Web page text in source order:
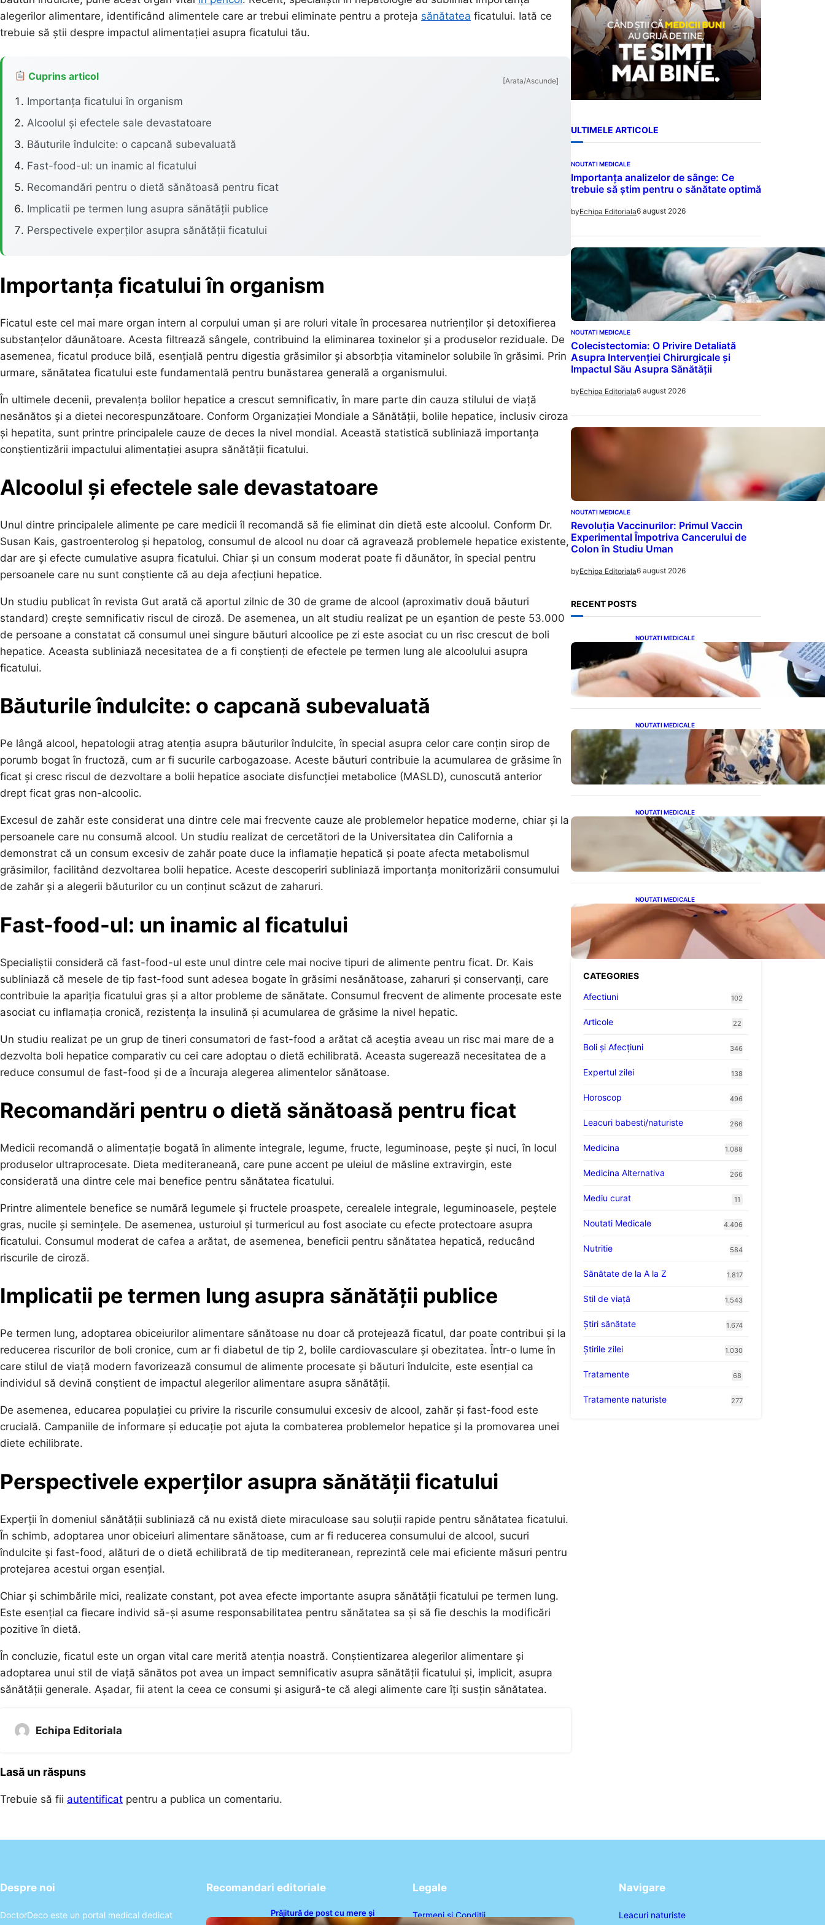
alegerilor alimentare, identificând alimentele care ar trebui eliminate pentru a proteja sănătatea ficatului. Iată ce
trebuie să știi despre impactul alimentației asupra ficatului tău.
Cuprins articol [Arata/Ascunde]
Importanța ficatului în organism
Alcoolul și efectele sale devastatoare
Băuturile îndulcite: o capcană subevaluată
Fast-food-ul: un inamic al ficatului
Recomandări pentru o dietă sănătoasă pentru ficat
Implicatii pe termen lung asupra sănătății publice
Perspectivele experților asupra sănătății ficatului
Importanța ficatului în organism
Ficatul este cel mai mare organ intern al corpului uman și are roluri vitale în procesarea nutrienților și detoxifierea
substanțelor dăunătoare. Acesta filtrează sângele, contribuind la eliminarea toxinelor și a produselor reziduale. De
asemenea, ficatul produce bilă, esențială pentru digestia grăsimilor și absorbția vitaminelor solubile în grăsimi. Prin
urmare, sănătatea ficatului este fundamentală pentru bunăstarea generală a organismului.
În ultimele decenii, prevalența bolilor hepatice a crescut semnificativ, în mare parte din cauza stilului de viață
nesănătos și a dietei necorespunzătoare. Conform Organizației Mondiale a Sănătății, bolile hepatice, inclusiv ciroza
și hepatita, sunt printre principalele cauze de deces la nivel mondial. Această statistică subliniază importanța
conștientizării impactului alimentației asupra sănătății ficatului.
Alcoolul și efectele sale devastatoare
Unul dintre principalele alimente pe care medicii îl recomandă să fie eliminat din dietă este alcoolul. Conform Dr.
Susan Kais, gastroenterolog și hepatolog, consumul de alcool nu doar că agravează problemele hepatice existente,
dar are și efecte cumulative asupra ficatului. Chiar și un consum moderat poate fi dăunător, în special pentru
persoanele care nu sunt conștiente că au deja afecțiuni hepatice.
Un studiu publicat în revista Gut arată că aportul zilnic de 30 de grame de alcool (aproximativ două băuturi
standard) crește semnificativ riscul de ciroză. De asemenea, un alt studiu realizat pe un eșantion de peste 53.000
de persoane a constatat că consumul unei singure băuturi alcoolice pe zi este asociat cu un risc crescut de boli
hepatice. Aceasta subliniază necesitatea de a fi conștienți de efectele pe termen lung ale alcoolului asupra
ficatului.
Băuturile îndulcite: o capcană subevaluată
Pe lângă alcool, hepatologii atrag atenția asupra băuturilor îndulcite, în special asupra celor care conțin sirop de
porumb bogat în fructoză, cum ar fi sucurile carbogazoase. Aceste băuturi contribuie la acumularea de grăsime în
ficat și cresc riscul de dezvoltare a bolii hepatice asociate disfuncției metabolice (MASLD), cunoscută anterior
drept ficat gras non-alcoolic.
Excesul de zahăr este considerat una dintre cele mai frecvente cauze ale problemelor hepatice moderne, chiar și la
persoanele care nu consumă alcool. Un studiu realizat de cercetători de la Universitatea din California a
demonstrat că un consum excesiv de zahăr poate duce la inflamație hepatică și poate afecta metabolismul
grăsimilor, facilitând dezvoltarea bolii hepatice. Aceste descoperiri subliniază importanța monitorizării consumului
de zahăr și a alegerii băuturilor cu un conținut scăzut de zaharuri.
Fast-food-ul: un inamic al ficatului
Specialiștii consideră că fast-food-ul este unul dintre cele mai nocive tipuri de alimente pentru ficat. Dr. Kais
subliniază că mesele de tip fast-food sunt adesea bogate în grăsimi nesănătoase, zaharuri și conservanți, care
contribuie la apariția ficatului gras și a altor probleme de sănătate. Consumul frecvent de alimente procesate este
asociat cu inflamația cronică, rezistența la insulină și acumularea de grăsime la nivel hepatic.
Un studiu realizat pe un grup de tineri consumatori de fast-food a arătat că aceștia aveau un risc mai mare de a
dezvolta boli hepatice comparativ cu cei care adoptau o dietă echilibrată. Aceasta sugerează necesitatea de a
reduce consumul de fast-food și de a încuraja alegerea alimentelor sănătoase.
Recomandări pentru o dietă sănătoasă pentru ficat
Medicii recomandă o alimentație bogată în alimente integrale, legume, fructe, leguminoase, pește și nuci, în locul
produselor ultraprocesate. Dieta mediteraneană, care pune accent pe uleiul de măsline extravirgin, este
considerată una dintre cele mai benefice pentru sănătatea ficatului.
Printre alimentele benefice se numără legumele și fructele proaspete, cerealele integrale, leguminoasele, peștele
gras, nucile și semințele. De asemenea, usturoiul și turmericul au fost asociate cu efecte protectoare asupra
ficatului. Consumul moderat de cafea a arătat, de asemenea, beneficii pentru sănătatea hepatică, reducând
riscurile de ciroză.
Implicatii pe termen lung asupra sănătății publice
Pe termen lung, adoptarea obiceiurilor alimentare sănătoase nu doar că protejează ficatul, dar poate contribui și la
reducerea riscurilor de boli cronice, cum ar fi diabetul de tip 2, bolile cardiovasculare și obezitatea. Într-o lume în
care stilul de viață modern favorizează consumul de alimente procesate și băuturi îndulcite, este esențial ca
individul să devină conștient de impactul alegerilor alimentare asupra sănătății.
De asemenea, educarea populației cu privire la riscurile consumului excesiv de alcool, zahăr și fast-food este
crucială. Campaniile de informare și educație pot ajuta la combaterea problemelor hepatice și la promovarea unei
diete echilibrate.
Perspectivele experților asupra sănătății ficatului
Experții în domeniul sănătății subliniază că nu există diete miraculoase sau soluții rapide pentru sănătatea ficatului.
În schimb, adoptarea unor obiceiuri alimentare sănătoase, cum ar fi reducerea consumului de alcool, sucuri
îndulcite și fast-food, alături de o dietă echilibrată de tip mediteranean, reprezintă cele mai eficiente măsuri pentru
protejarea acestui organ esențial.
Chiar și schimbările mici, realizate constant, pot avea efecte importante asupra sănătății ficatului pe termen lung.
Este esențial ca fiecare individ să-și asume responsabilitatea pentru sănătatea sa și să fie deschis la modificări
pozitive în dietă.
În concluzie, ficatul este un organ vital care merită atenția noastră. Conștientizarea alegerilor alimentare și
adoptarea unui stil de viață sănătos pot avea un impact semnificativ asupra sănătății ficatului și, implicit, asupra
sănătății generale. Așadar, fii atent la ceea ce consumi și asigură-te că alegi alimente care îți susțin sănătatea.
Echipa Editoriala
Lasă un răspuns
Trebuie să fii autentificat pentru a publica un comentariu.
ULTIMELE ARTICOLE
NOUTATI MEDICALE
Importanța analizelor de sânge: Ce
trebuie să știm pentru o sănătate optimă
byEchipa Editoriala6 august 2026
NOUTATI MEDICALE
Colecistectomia: O Privire Detaliată
Asupra Intervenției Chirurgicale și
Impactul Său Asupra Sănătății
byEchipa Editoriala6 august 2026
NOUTATI MEDICALE
Revoluția Vaccinurilor: Primul Vaccin
Experimental Împotriva Cancerului de
Colon în Studiu Uman
byEchipa Editoriala6 august 2026
RECENT POSTS
NOUTATI MEDICALE
Acordul României cu Banca
Mondială: O Analiză
Detaliată a Împrumutului și
Condițiilor Impuse
NOUTATI MEDICALE
Nașterea prințesei Eugenie
la Lisabona: O alegere plină
de semnificație pentru
familia regală britanică
NOUTATI MEDICALE
Revoluția Bateriilor pentru
Telefoane: Avantaje,
Provocări și Viitorul
Tehnologiei Energetice
NOUTATI MEDICALE
Varicele și Umflarea
Picioarelor pe Caniculă:
Înțelegerea Simptomelor și
Măsurilor de Prevenție
CATEGORIES
Afectiuni
102
Articole 22
Boli și Afecțiuni 346
Expertul zilei 138
Horoscop 496
Leacuri babesti/naturiste 266
Medicina 1.088
Medicina Alternativa 266
Mediu curat 11
Noutati Medicale 4.406
Nutritie 584
Sănătate de la A la Z 1.817
Stil de viaţă 1.543
Ştiri sănătate 1.674
Știrile zilei 1.030
Tratamente 68
Tratamente naturiste 277
Despre noi
DoctorDeco este un portal medical dedicat
Recomandari editoriale
Prăjitură de post cu mere și
scorțișoară: O Delicatesă Dulce
Legale
Termeni și Condiții
Navigare
Leacuri naturiste